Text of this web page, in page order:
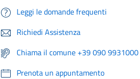
Leggi le domande frequenti
Richiedi Assistenza
Chiama il comune +39 090 9931000
Prenota un appuntamento